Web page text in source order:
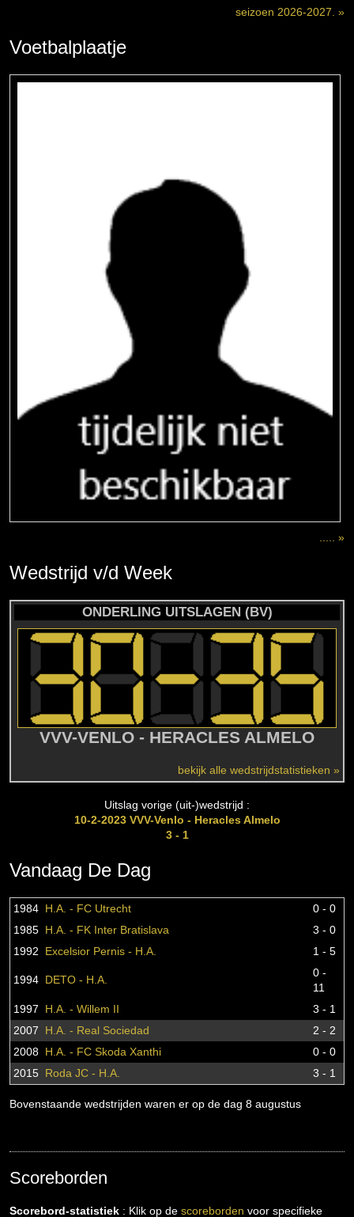
seizoen 2026-2027. »
Voetbalplaatje
..... »
Wedstrijd v/d Week
ONDERLING UITSLAGEN (BV)
VVV-VENLO - HERACLES ALMELO
bekijk alle wedstrijdstatistieken »
Uitslag vorige (uit-)wedstrijd :
10-2-2023 VVV-Venlo - Heracles Almelo
3 - 1
Vandaag De Dag
1984 H.A. - FC Utrecht
0 - 0
1985 H.A. - FK Inter Bratislava
3 - 0
1992
Excelsior Pernis - H.A. 1 - 5
1994 DETO - H.A.
0 -
11
1997
H.A. - Willem II
3 - 1
2007
H.A. - Real Sociedad
2 - 2
2008 H.A. - FC Skoda Xanthi
0 - 0
2015 Roda JC - H.A. 3 - 1
Bovenstaande wedstrijden waren er op de dag 8 augustus
Scoreborden
Scorebord-statistiek : Klik op de scoreborden voor specifieke